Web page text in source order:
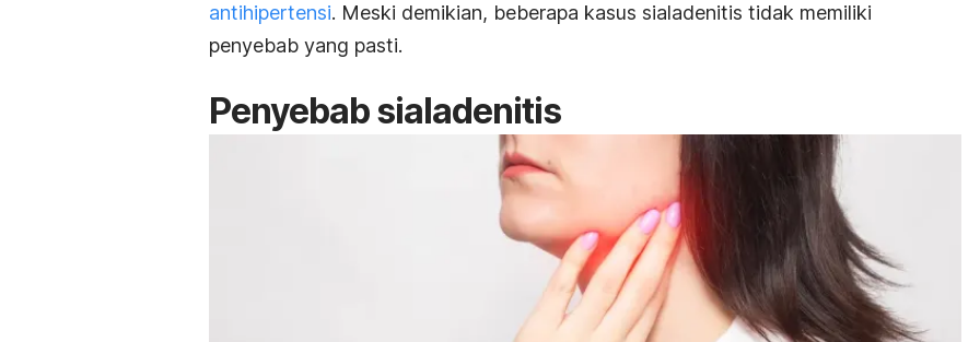
antihipertensi. Meski demikian, beberapa kasus sialadenitis tidak memiliki
penyebab yang pasti.
Penyebab sialadenitis